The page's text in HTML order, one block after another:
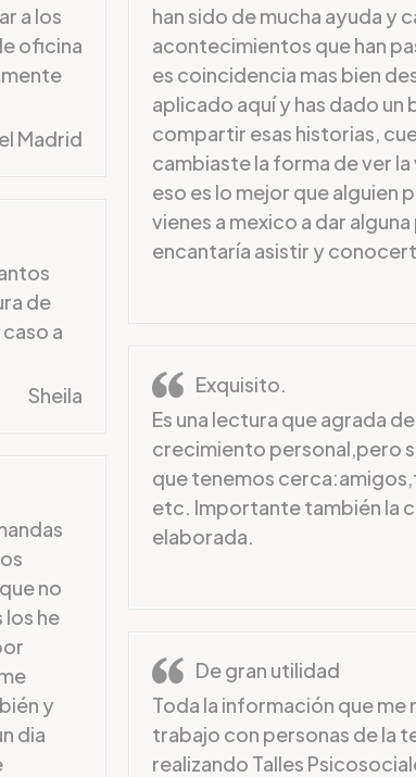
a los
oficina
Madrid
de
a
Sheila
no
los he
y
dia
han sido de mucha ayuda y
acontecimientos que han
es coincidencia mas bien
aplicado aquí y has dado
compartir esas historias,
cambiaste la forma de ver
eso es lo mejor que alguien
vienes a mexico a dar
encantaría asistir y
Exquisito.
Es una lectura que agrada
crecimiento personal,pero
que tenemos
etc. Importante también la
elaborada.
De gran utilidad
Toda la información que me
trabajo con personas de la
realizando Talles